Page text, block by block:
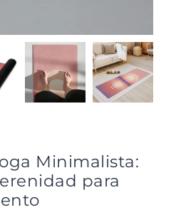
Minimalista:
para